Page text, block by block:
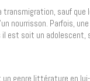
transmigration, sauf
nourrisson. Parfois,
il est soit un adolescent,
un genre littérature en